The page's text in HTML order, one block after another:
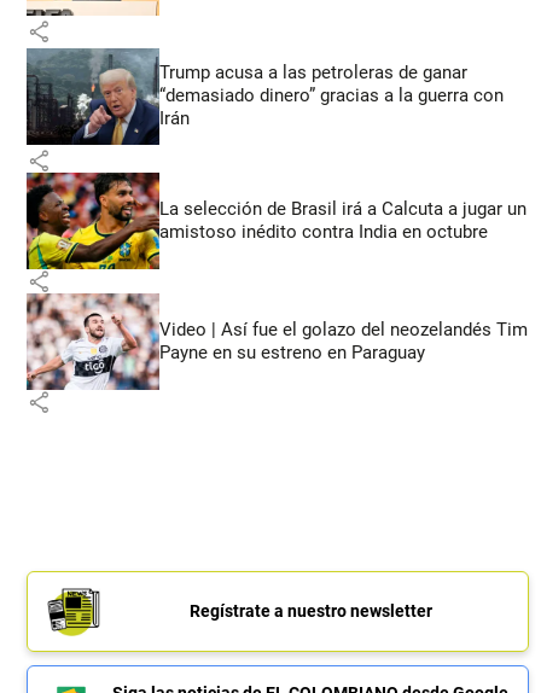
share
Trump acusa a las petroleras de ganar
“demasiado dinero” gracias a la guerra con
Irán
share
La selección de Brasil irá a Calcuta a jugar un
amistoso inédito contra India en octubre
share
Video | Así fue el golazo del neozelandés Tim
Payne en su estreno en Paraguay
share
Regístrate a nuestro newsletter